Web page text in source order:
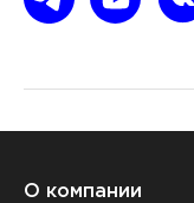
О компании